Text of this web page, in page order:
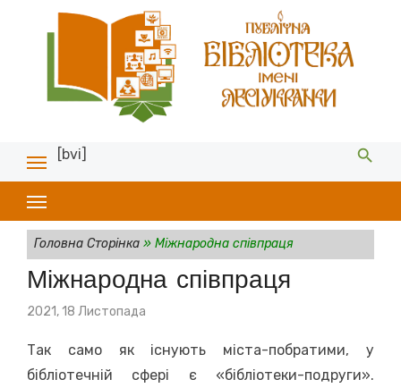
[bvi]
Головна Сторінка» Міжнародна співпраця
Міжнародна співпраця
Posted
2021, 18 Листопада
Так само як існують міста-побратими, у
бібліотечній сфері є «бібліотеки-подруги».